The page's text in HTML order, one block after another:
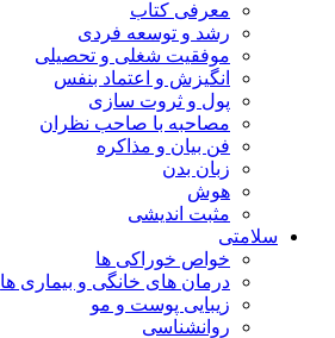
معرفی کتاب
رشد و توسعه فردی
موفقیت شغلی و تحصیلی
انگیزش و اعتماد بنفس
پول و ثروت سازی
مصاحبه با صاحب نظران
فن بیان و مذاکره
زبان بدن
هوش
مثبت اندیشی
سلامتی
خواص خوراکی ها
درمان های خانگی و بیماری ها
زیبایی پوست و مو
روانشناسی